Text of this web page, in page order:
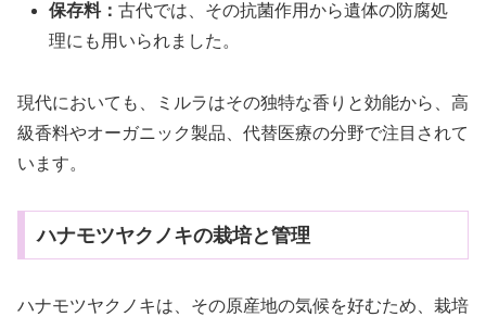
保存料：古代では、その抗菌作用から遺体の防腐処
理にも用いられました。
現代においても、ミルラはその独特な香りと効能から、高
級香料やオーガニック製品、代替医療の分野で注目されて
います。
ハナモツヤクノキの栽培と管理
ハナモツヤクノキは、その原産地の気候を好むため、栽培